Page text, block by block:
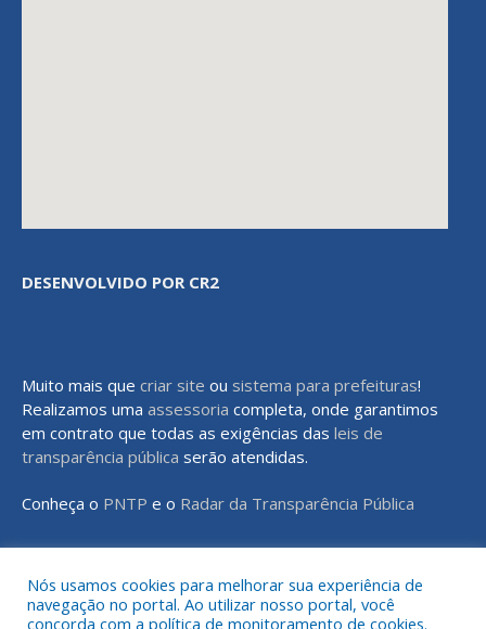
DESENVOLVIDO POR CR2
Muito mais que criar site ou sistema para prefeituras!
Realizamos uma assessoria completa, onde garantimos
em contrato que todas as exigências das leis de
transparência pública serão atendidas.
Conheça o PNTP e o Radar da Transparência Pública
Todos os direitos reservados a Prefeitura Municipal de Rondon do
Nós usamos cookies para melhorar sua experiência de
navegação no portal. Ao utilizar nosso portal, você
concorda com a política de monitoramento de cookies.